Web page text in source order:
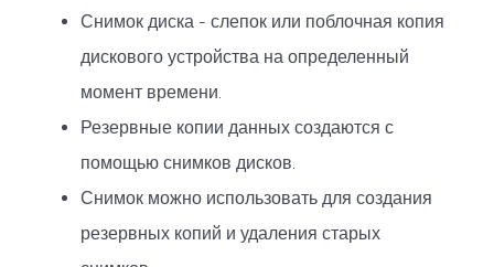
Снимок диска - слепок или поблочная копия
дискового устройства на определенный
момент времени.
Резервные копии данных создаются с
помощью снимков дисков.
Снимок можно использовать для создания
резервных копий и удаления старых